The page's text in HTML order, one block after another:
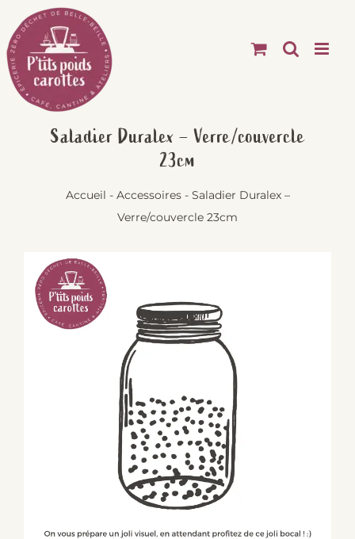
Passer
au
contenu
Saladier Duralex – Verre/couvercle
23cm
Accueil - Accessoires- Saladier Duralex –
Verre/couvercle 23cm